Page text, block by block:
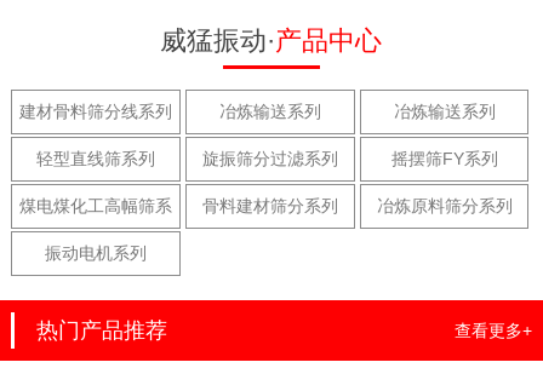
威猛振动·产品中心
建材骨料筛分线系列 冶炼输送系列 冶炼输送系列
轻型直线筛系列 旋振筛分过滤系列 摇摆筛FY系列
煤电煤化工高幅筛系
列
骨料建材筛分系列 冶炼原料筛分系列
振动电机系列
热门产品推荐 查看更多+